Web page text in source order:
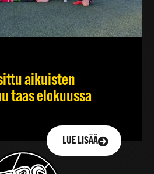
aikuisten
taas elokuussa
LUE LISÄÄ